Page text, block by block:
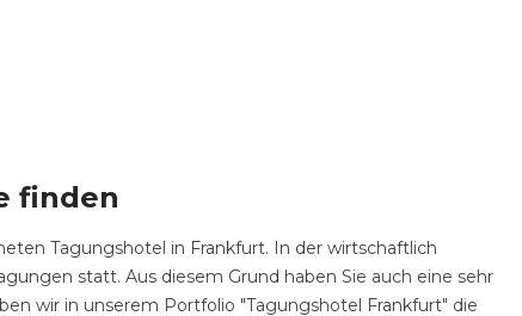
finden
Tagungshotel in Frankfurt. In der wirtschaftlich
statt. Aus diesem Grund haben Sie auch eine sehr
wir in unserem Portfolio "Tagungshotel Frankfurt" die